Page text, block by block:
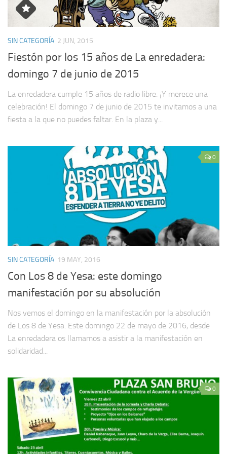
SIN CATEGORÍA 2 JUN, 2015
Fiestón por los 15 años de La enredadera:
domingo 7 de junio de 2015
La enredadera cumple 15 años de radio libre. ¡Y merece una
celebración! El domingo 7 de junio de 2015 te invitamos a una
fiesta a la que no puedes faltar. En la plaza y...
0
SIN CATEGORÍA 19 MAY, 2016
Con Los 8 de Yesa: este domingo
manifestación por su absolución
Nos vemos el domingo en la manifestación por la absolución
de Los 8 de Yesa. Este domingo 22 de mayo de 2016, desde
La enredadera os llamamos a asistir a la manifestación en
solidaridad...
0